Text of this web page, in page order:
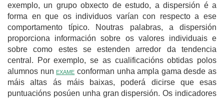
exemplo, un grupo obxecto de estudo, a dispersión é a
forma en que os individuos varían con respecto a ese
comportamento típico. Noutras palabras, a dispersión
proporciona información sobre os valores individuais e
sobre como estes se estenden arredor da tendencia
central. Por exemplo, se as cualificacións obtidas polos
alumnos nun exame conforman unha ampla gama desde as
máis altas ás máis baixas, poderá dicirse que esas
puntuacións posúen unha gran dispersión. Os indicadores